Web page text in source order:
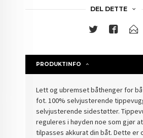
DEL DETTE
PRODUKTINFO
Lett og ubremset båthenger for
fot. 100% selvjusterende
selvjusterende sidestøtter.
reguleres i høyden noe som gjør
tilpasses akkurat din båt. Dette er